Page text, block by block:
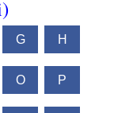
G H
O P